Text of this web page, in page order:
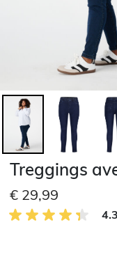
Treggings
€ 29,99
4.3 sur 5 avis des 4.3